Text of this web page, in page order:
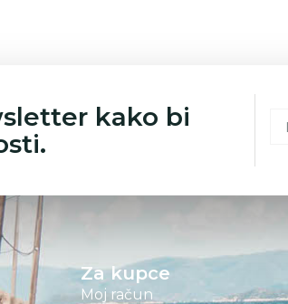
kako bi
Za kupce
Moj račun